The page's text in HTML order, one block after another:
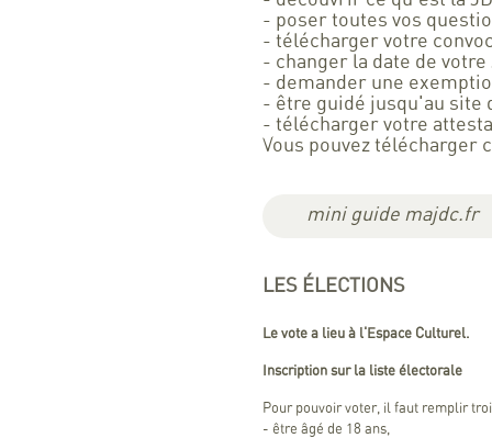
- poser toutes vos
- télécharger votre
- changer la date de votre
- demander une
- être guidé jusqu'au site
- télécharger votre
Vous pouvez
mini guide majdc.fr
LES ÉLECTIONS
Le vote a lieu à l'Espace Culturel.
Inscription sur la liste électorale
Pour pouvoir voter, il faut remplir
- être âgé de 18 ans,